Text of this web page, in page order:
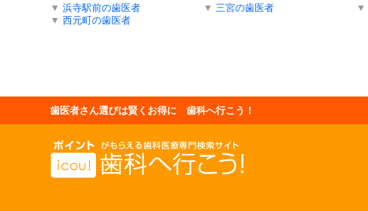
▼ 浜寺駅前の歯医者 ▼ 三宮の歯医者 ▼
▼ 西元町の歯医者
歯医者さん選びは賢くお得に 歯科へ行こう！